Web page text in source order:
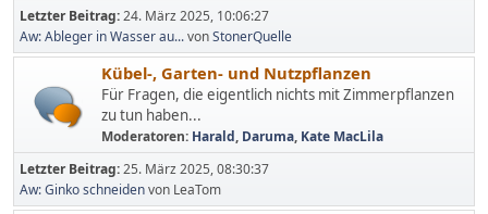
Letzter Beitrag:24. März 2025, 10:06:27
Aw: Ableger in Wasser au...vonStonerQuelle
Kübel-, Garten- und Nutzpflanzen
Für Fragen, die eigentlich nichts mit Zimmerpflanzen
zu tun haben...
Moderatoren: Harald, Daruma, Kate MacLila
Letzter Beitrag:25. März 2025, 08:30:37
Aw: Ginko schneidenvon LeaTom